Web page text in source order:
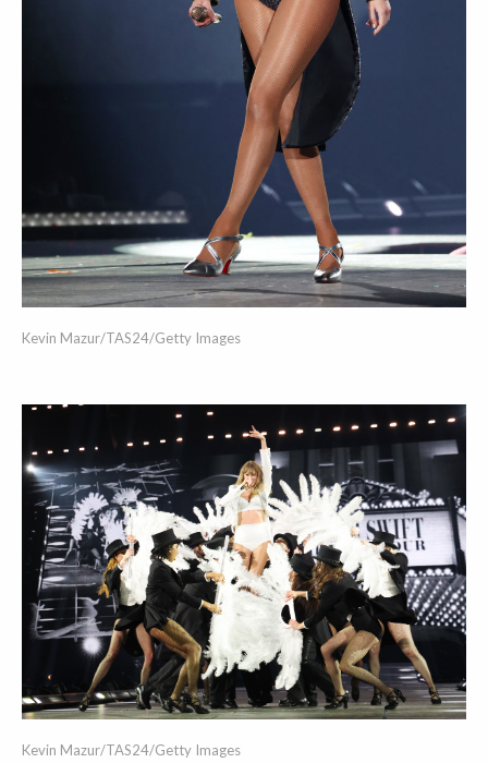
Kevin Mazur/TAS24/Getty Images
Kevin Mazur/TAS24/Getty Images